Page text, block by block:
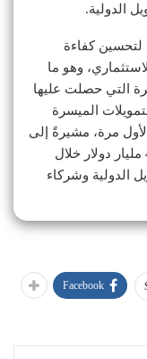
الدولية.
كفاءة
وهو ما
التي حصلت عليها
الميسرة
مرة، مشيرةً إلى
أن التمويلات للقطاع الخاص بلغت نحو 4.2 مليار دولار خلال
الدولية وشركاء
Facebook